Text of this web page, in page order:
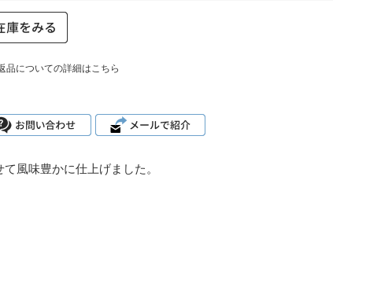
品についての詳細はこちら
風味豊かに仕上げました。